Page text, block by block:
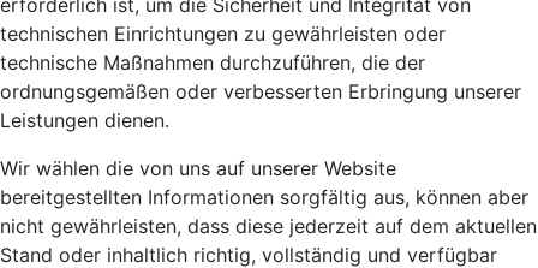
erforderlich ist, um die Sicherheit und Integrität von
technischen Einrichtungen zu gewährleisten oder
technische Maßnahmen durchzuführen, die der
ordnungsgemäßen oder verbesserten Erbringung unserer
Leistungen dienen.
Wir wählen die von uns auf unserer Website
bereitgestellten Informationen sorgfältig aus, können aber
nicht gewährleisten, dass diese jederzeit auf dem aktuellen
Stand oder inhaltlich richtig, vollständig und verfügbar